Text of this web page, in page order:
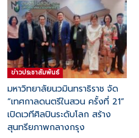
ข่าวประชาสัมพันธ์
มหาวิทยาลัยนวมินทราธิราช จัด
“เทศกาลดนตรีในสวน ครั้งที่ 21”
เปิดเวทีศิลปินระดับโลก สร้าง
สุนทรียภาพกลางกรุง